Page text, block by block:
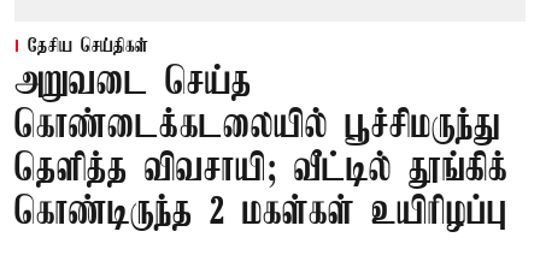
தேசிய செய்திகள்
அறுவடை செய்த
கொண்டைக்கடலையில் பூச்சிமருந்து
தெளித்த விவசாயி; வீட்டில் தூங்கிக்
கொண்டிருந்த 2 மகள்கள் உயிரிழப்பு